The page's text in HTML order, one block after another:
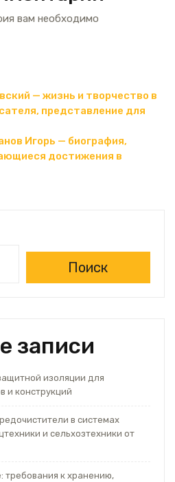
вам необходимо
— жизнь и творчество в
представление для
Игорь — биография,
достижения в
Поиск
записи
изоляции для
и конструкций
в системах
и сельхозтехники от
требования к хранению,